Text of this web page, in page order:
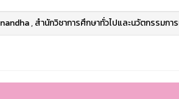
,สำนักวิชาการศึกษาทั่วไปและนวัตกรรมก